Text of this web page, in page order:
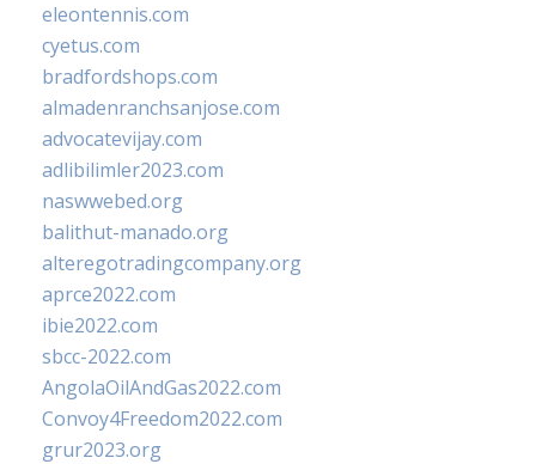
eleontennis.com
cyetus.com
bradfordshops.com
almadenranchsanjose.com
advocatevijay.com
adlibilimler2023.com
naswwebed.org
balithut-manado.org
alteregotradingcompany.org
aprce2022.com
ibie2022.com
sbcc-2022.com
AngolaOilAndGas2022.com
Convoy4Freedom2022.com
grur2023.org